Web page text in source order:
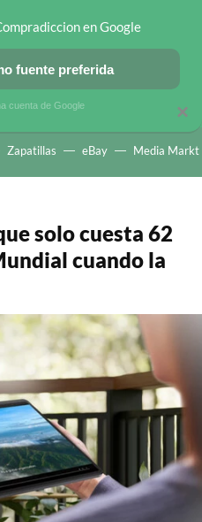
EN MÓVILES OFERTAS EN
Zapatillas eBay Media Markt
solo cuesta 62
cuando la
×
en Google
fuente preferida
cuenta de Google